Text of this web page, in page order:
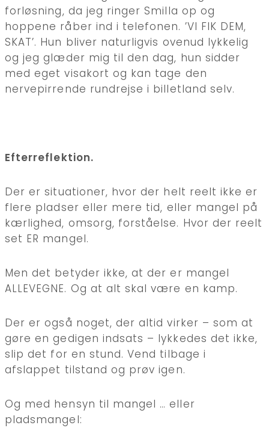
forløsning, da jeg ringer Smilla op og
hoppene råber ind i telefonen. ’VI FIK DEM,
SKAT’. Hun bliver naturligvis ovenud lykkelig
og jeg glæder mig til den dag, hun sidder
med eget visakort og kan tage den
nervepirrende rundrejse i billetland selv.
Efterreflektion.
Der er situationer, hvor der helt reelt ikke er
flere pladser eller mere tid, eller mangel på
kærlighed, omsorg, forståelse. Hvor der reelt
set ER mangel.
Men det betyder ikke, at der er mangel
ALLEVEGNE. Og at alt skal være en kamp.
Der er også noget, der altid virker – som at
gøre en gedigen indsats – lykkedes det ikke,
slip det for en stund. Vend tilbage i
afslappet tilstand og prøv igen.
Og med hensyn til mangel … eller
pladsmangel: